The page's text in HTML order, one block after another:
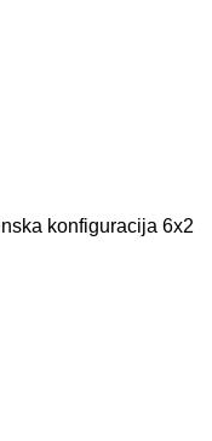
konfiguracija 6x2